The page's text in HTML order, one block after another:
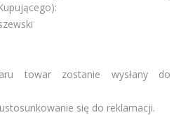
towar zostanie wysłany do
się do reklamacji.